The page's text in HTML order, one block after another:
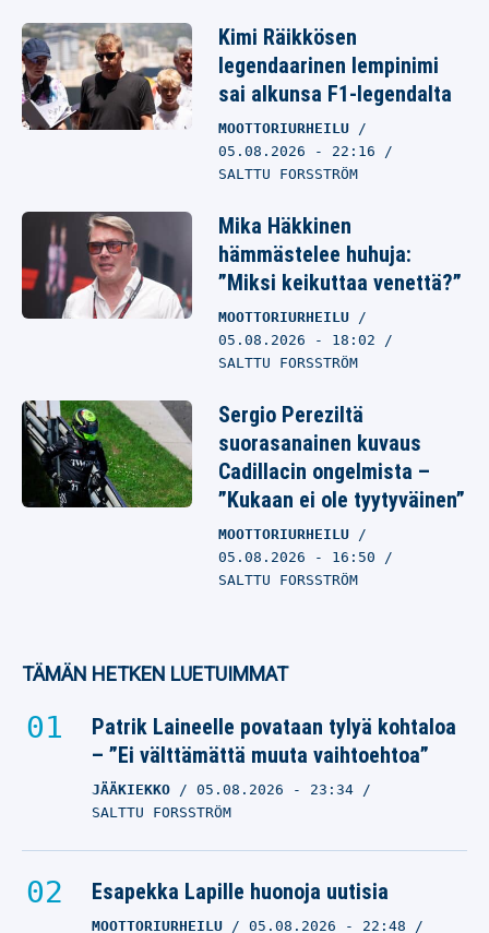
Kimi Räikkösen
legendaarinen lempinimi
sai alkunsa F1-legendalta
MOOTTORIURHEILU
05.08.2026 - 22:16
SALTTU FORSSTRÖM
Mika Häkkinen
hämmästelee huhuja:
”Miksi keikuttaa venettä?”
MOOTTORIURHEILU
05.08.2026 - 18:02
SALTTU FORSSTRÖM
Sergio Pereziltä
suorasanainen kuvaus
Cadillacin ongelmista –
”Kukaan ei ole tyytyväinen”
MOOTTORIURHEILU
05.08.2026 - 16:50
SALTTU FORSSTRÖM
TÄMÄN HETKEN LUETUIMMAT
Patrik Laineelle povataan tylyä kohtaloa
– ”Ei välttämättä muuta vaihtoehtoa”
JÄÄKIEKKO 05.08.2026 - 23:34
SALTTU FORSSTRÖM
Esapekka Lapille huonoja uutisia
MOOTTORIURHEILU 05.08.2026 - 22:48